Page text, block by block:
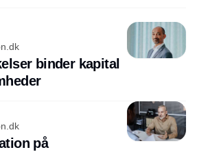
binder kapital
på